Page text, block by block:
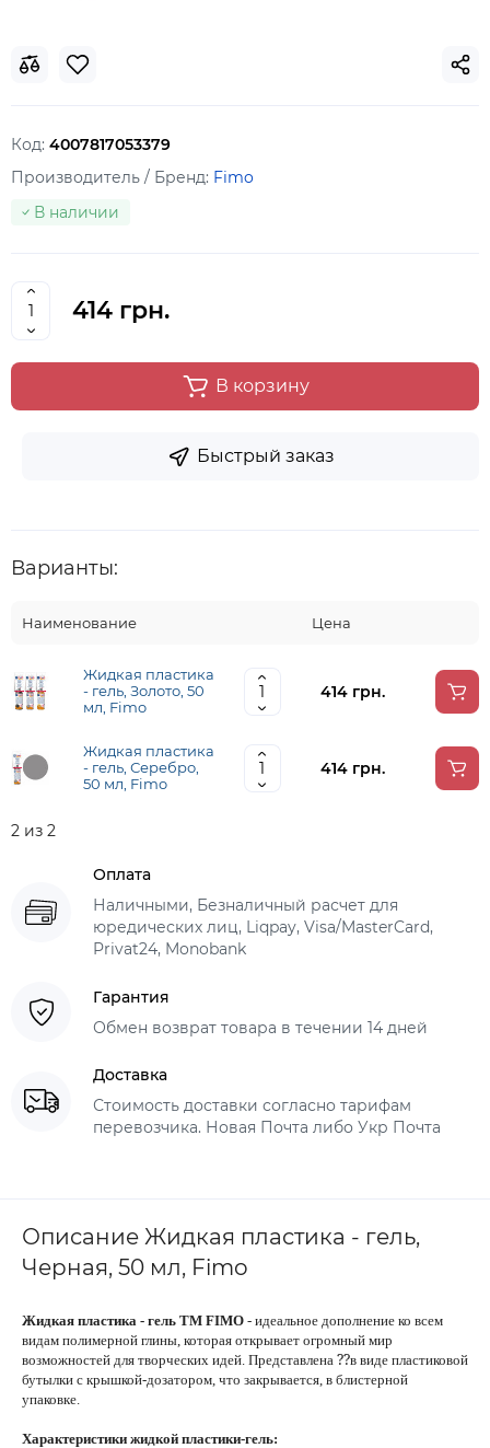
Код: 4007817053379
Производитель / Бренд: Fimo
В наличии
414 грн.
В корзину
Быстрый заказ
Варианты:
Наименование Цена
Жидкая пластика
- гель, Золото, 50
мл, Fimo
414 грн.
Жидкая пластика
- гель, Серебро,
50 мл, Fimo
414 грн.
2 из 2
Оплата
Наличными, Безналичный расчет для
юредических лиц, Liqpay, Visa/MasterCard,
Privat24, Monobank
Гарантия
Обмен возврат товара в течении 14 дней
Доставка
Стоимость доставки согласно тарифам
перевозчика. Новая Почта либо Укр Почта
Описание Жидкая пластика - гель,
Черная, 50 мл, Fimo
Жидкая пластика - гель TM FIMO - идеальное дополнение ко всем
видам полимерной глины, которая открывает огромный мир
возможностей для творческих идей. Представлена ??в виде пластиковой
бутылки с крышкой-дозатором, что закрывается, в блистерной
упаковке.
Характеристики жидкой пластики-гель: